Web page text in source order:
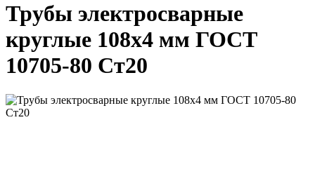
Трубы электросварные
круглые 108x4 мм ГОСТ
10705-80 Ст20